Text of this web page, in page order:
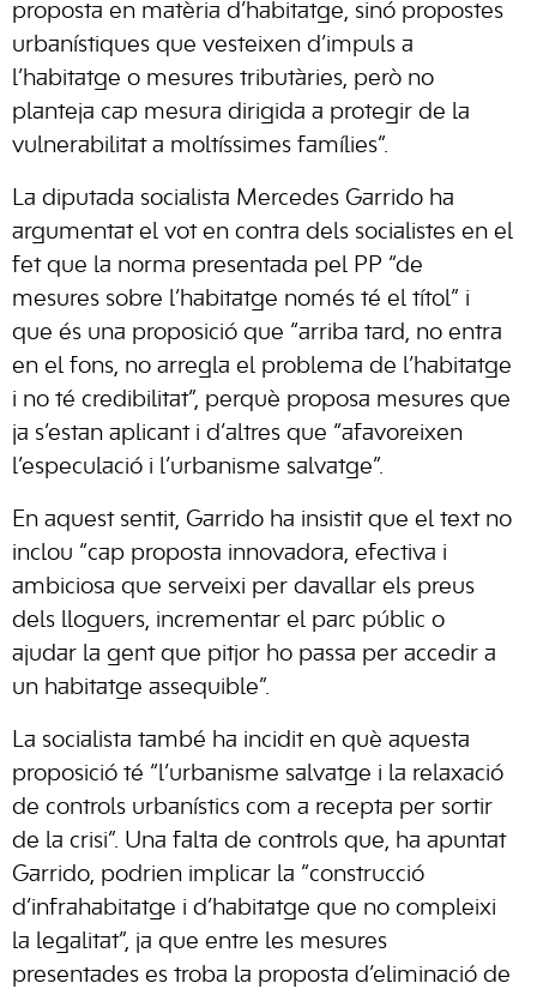
proposta en matèria d’habitatge, sinó propostes
urbanístiques que vesteixen d’impuls a
l’habitatge o mesures tributàries, però no
planteja cap mesura dirigida a protegir de la
vulnerabilitat a moltíssimes famílies”.
La diputada socialista Mercedes Garrido ha
argumentat el vot en contra dels socialistes en el
fet que la norma presentada pel PP “de
mesures sobre l’habitatge només té el títol” i
que és una proposició que “arriba tard, no entra
en el fons, no arregla el problema de l’habitatge
i no té credibilitat”, perquè proposa mesures que
ja s’estan aplicant i d’altres que “afavoreixen
l’especulació i l’urbanisme salvatge”.
En aquest sentit, Garrido ha insistit que el text no
inclou “cap proposta innovadora, efectiva i
ambiciosa que serveixi per davallar els preus
dels lloguers, incrementar el parc públic o
ajudar la gent que pitjor ho passa per accedir a
un habitatge assequible”.
La socialista també ha incidit en què aquesta
proposició té “l’urbanisme salvatge i la relaxació
de controls urbanístics com a recepta per sortir
de la crisi”. Una falta de controls que, ha apuntat
Garrido, podrien implicar la “construcció
d’infrahabitatge i d’habitatge que no compleixi
la legalitat”, ja que entre les mesures
presentades es troba la proposta d’eliminació de